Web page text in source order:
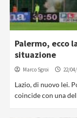
Palermo, ecco
situazione
Marco Sgroi 22/
Lazio, di nuovo lei.
coincide con una